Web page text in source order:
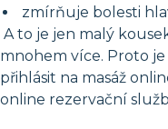
zmírňuje bolesti
A to je jen malý
mnohem více. Proto
přihlásit na masáž
online rezervační